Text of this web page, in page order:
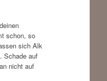
schon, so
sich Alk
Schade auf
nicht auf